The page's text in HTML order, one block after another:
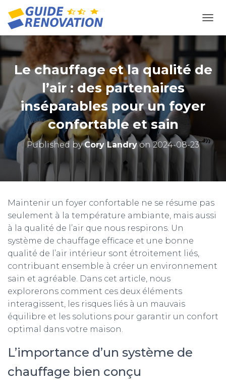
Le chauffage et la qualité de
l’air : des partenaires
inséparables pour un foyer
confortable et sain
Published byCory Landryon2024-08-23
Maintenir un foyer confortable ne se résume pas
seulement à la température ambiante, mais aussi
à la qualité de l’air que nous respirons. Un
système de chauffage efficace et une bonne
qualité de l’air intérieur sont étroitement liés,
contribuant ensemble à créer un environnement
sain et agréable. Dans cet article, nous
explorerons comment ces deux éléments
interagissent, les risques liés à un mauvais
équilibre et les solutions pour garantir un confort
optimal dans votre maison.
L’importance d’un système de
chauffage bien conçu